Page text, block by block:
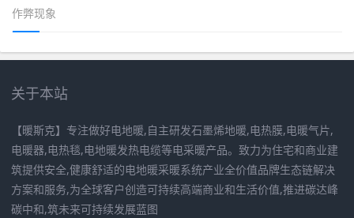
作弊现象
关于本站
【暖斯克】专注做好电地暖,自主研发石墨烯地暖,电热膜,电暖气片,
电暖器,电热毯,电地暖发热电缆等电采暖产品。致力为住宅和商业建
筑提供安全,健康舒适的电地暖采暖系统产业全价值品牌生态链解决
方案和服务,为全球客户创造可持续高端商业和生活价值,推进碳达峰
碳中和,筑未来可持续发展蓝图